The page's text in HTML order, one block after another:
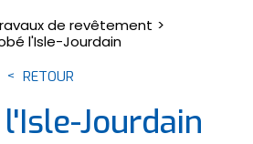
de revêtement
l'Isle-Jourdain
RETOUR
Jourdain